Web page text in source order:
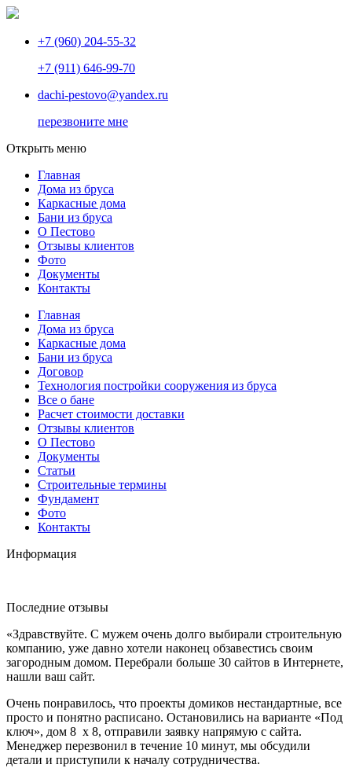
+7 (960) 204-55-32
+7 (911) 646-99-70
dachi-pestovo@yandex.ru
перезвоните мне
Открыть меню
Главная
Дома из бруса
Каркасные дома
Бани из бруса
О Пестово
Отзывы клиентов
Фото
Документы
Контакты
Главная
Дома из бруса
Каркасные дома
Бани из бруса
Договор
Технология постройки сооружения из бруса
Все о бане
Расчет стоимости доставки
Отзывы клиентов
О Пестово
Документы
Статьи
Строительные термины
Фундамент
Фото
Контакты
Информация
Последние отзывы
«Здравствуйте. С мужем очень долго выбирали строительную
компанию, уже давно хотели наконец обзавестись своим
загородным домом. Перебрали больше 30 сайтов в Интернете,
нашли ваш сайт.
Очень понравилось, что проекты домиков нестандартные, все
просто и понятно расписано. Остановились на варианте «Под
ключ», дом 8 х 8, отправили заявку напрямую с сайта.
Менеджер перезвонил в течение 10 минут, мы обсудили
детали и приступили к началу сотрудничества.